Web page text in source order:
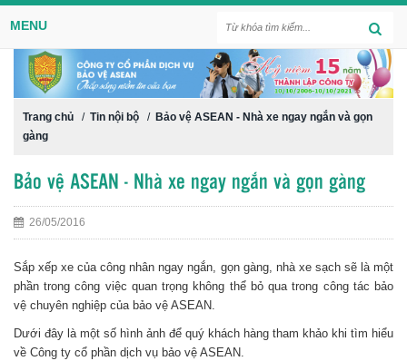
MENU
Trang chủ / Tin nội bộ / Bảo vệ ASEAN - Nhà xe ngay ngắn và gọn
gàng
Bảo vệ ASEAN - Nhà xe ngay ngắn và gọn gàng
26/05/2016
Sắp xếp xe của công nhân ngay ngắn, gọn gàng, nhà xe sạch sẽ là một
phần trong công việc quan trọng không thể bỏ qua trong công tác bảo
vệ chuyên nghiệp của bảo vệ ASEAN.
Dưới đây là một số hình ảnh để quý khách hàng tham khảo khi tìm hiểu
về Công ty cổ phần dịch vụ bảo vệ ASEAN.